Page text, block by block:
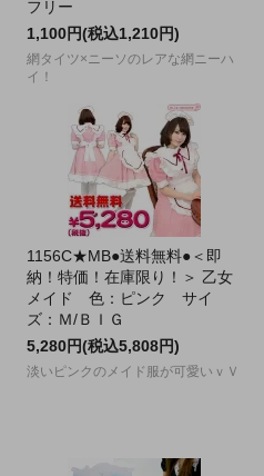
フリー
1,100円(税込1,210円)
網タイツ×ニーソのレアな網ニーハ
イ！
1156C★MB●送料無料●＜即
納！特価！在庫限り！＞ 乙女
メイド 色：ピンク サイ
ズ：Ｍ/ＢＩＧ
5,280円(税込5,808円)
淡いピンクのメイド服が可愛いｖＶ